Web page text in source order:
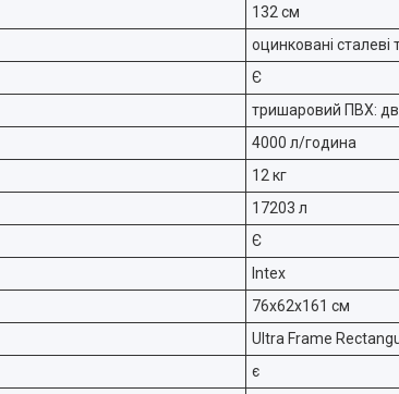
132 см
оцинковані сталеві
Є
тришаровий ПВХ:
4000 л/година
12 кг
17203 л
Є
Intex
76x62x161 см
Ultra Frame
є